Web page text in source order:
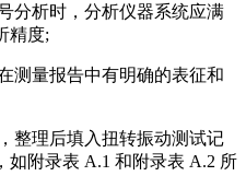
分析时，分析仪器系统应满
精度;
测量报告中有明确的表征和
整理后填入扭转振动测试记
如附录表 A.1 和附录表 A.2 所